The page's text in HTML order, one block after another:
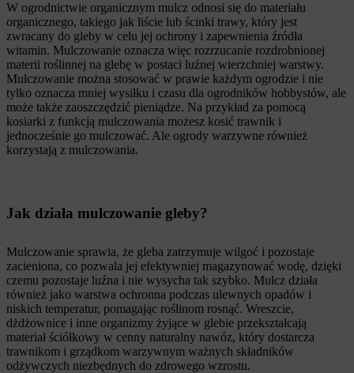
W ogrodnictwie organicznym mulcz odnosi się do materiału
organicznego, takiego jak liście lub ścinki trawy, który jest
zwracany do gleby w celu jej ochrony i zapewnienia źródła
witamin. Mulczowanie oznacza więc rozrzucanie rozdrobnionej
materii roślinnej na glebę w postaci luźnej wierzchniej warstwy.
Mulczowanie można stosować w prawie każdym ogrodzie i nie
tylko oznacza mniej wysiłku i czasu dla ogrodników hobbystów, ale
może także zaoszczędzić pieniądze. Na przykład za pomocą
kosiarki z funkcją mulczowania możesz kosić trawnik i
jednocześnie go mulczować. Ale ogrody warzywne również
korzystają z mulczowania.
Jak działa mulczowanie gleby?
Mulczowanie sprawia, że gleba zatrzymuje wilgoć i pozostaje
zacieniona, co pozwala jej efektywniej magazynować wodę, dzięki
czemu pozostaje luźna i nie wysycha tak szybko. Mulcz działa
również jako warstwa ochronna podczas ulewnych opadów i
niskich temperatur, pomagając roślinom rosnąć. Wreszcie,
dżdżownice i inne organizmy żyjące w glebie przekształcają
materiał ściółkowy w cenny naturalny nawóz, który dostarcza
trawnikom i grządkom warzywnym ważnych składników
odżywczych niezbędnych do zdrowego wzrostu.